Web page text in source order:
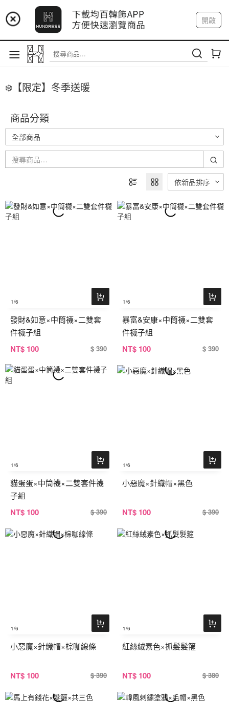
📢 市集預告：9/4-9/6 淡水捷運站
📢 市集預告：9/12-9/13 八里海巡基地
📢 市集預告：8/22-8/23 桃園青埔置地廣場
開啟
註冊 我的帳戶
❄️【限定】冬季送暖
商品分類
全部商品
依新品排序
1/6
發財&如意×中筒襪×二雙套
件襪子組
NT$ 100 $ 390
1/6
暴富&安康×中筒襪×二雙套
件襪子組
NT$ 100 $ 390
1/6
貓蛋蛋×中筒襪×二雙套件襪
子組
NT$ 100 $ 390
1/6
小惡魔×針織帽×黑色
NT$ 100 $ 390
1/6
小惡魔×針織帽×棕咖線條
NT$ 100 $ 390
1/6
紅絲絨素色×抓髮髮箍
NT$ 100 $ 380